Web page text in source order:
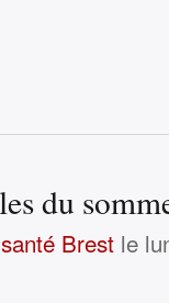
du
Brestle